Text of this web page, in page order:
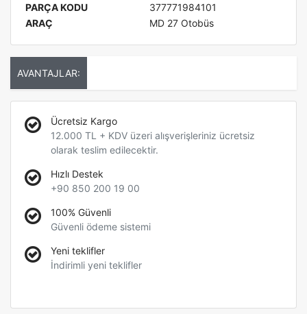
PARÇA KODU
377771984101
ARAÇ
MD 27 Otobüs
AVANTAJLAR:
Ücretsiz Kargo
12.000 TL + KDV üzeri alışverişleriniz ücretsiz
olarak teslim edilecektir.
Hızlı Destek
+90 850 200 19 00
100% Güvenli
Güvenli ödeme sistemi
Yeni teklifler
İndirimli yeni teklifler